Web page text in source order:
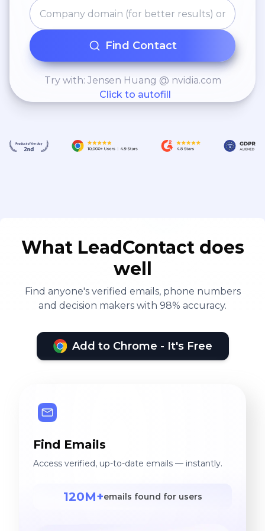
reportando directamente
al Gerente General de la
empresa y Presidencia.
Find Contact
Try with: Jensen Huang @ nvidia.com
Click to autofill
What LeadContact does
well
Find anyone's verified emails, phone numbers
and decision makers with 98% accuracy.
Add to Chrome - It's Free
Find Emails
Access verified, up-to-date emails — instantly.
120M+emails found for users